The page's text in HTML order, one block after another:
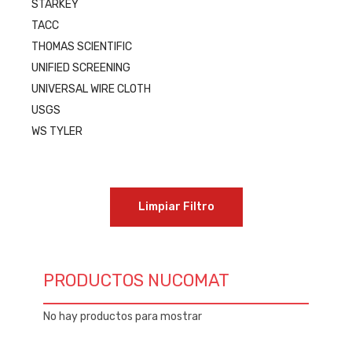
STARKEY
TACC
THOMAS SCIENTIFIC
UNIFIED SCREENING
UNIVERSAL WIRE CLOTH
USGS
WS TYLER
Limpiar Filtro
PRODUCTOS NUCOMAT
No hay productos para mostrar